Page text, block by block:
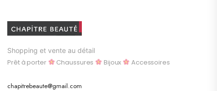
Shopping et vente au détail
Prêt à porter Chaussures Bijoux Accessoires
chapitrebeaute@gmail.com